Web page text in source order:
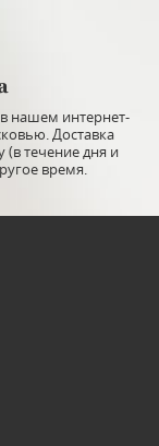
нашем интернет-
Доставка
(в течение дня и
время.